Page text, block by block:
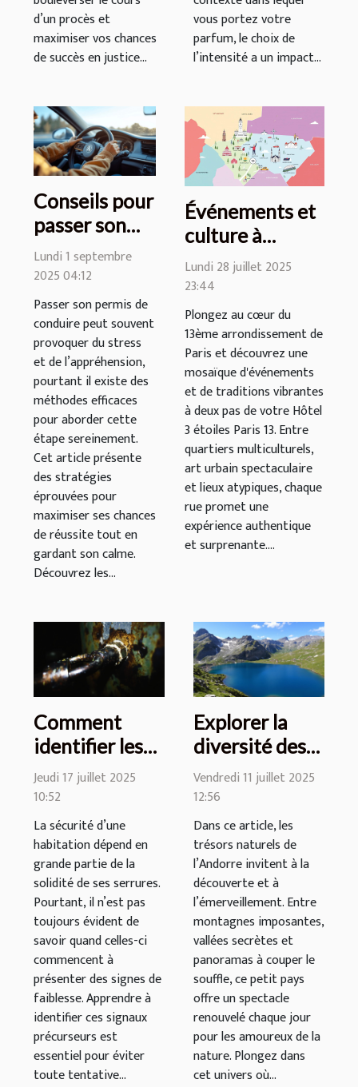
d’un procès et
maximiser vos chances
de succès en justice...
vous portez votre
parfum, le choix de
l’intensité a un impact...
Conseils pour
passer son
permis de
conduire sans
stress
Lundi 1 septembre
2025 04:12
Passer son permis de
conduire peut souvent
provoquer du stress
et de l’appréhension,
pourtant il existe des
méthodes efficaces
pour aborder cette
étape sereinement.
Cet article présente
des stratégies
éprouvées pour
maximiser ses chances
de réussite tout en
gardant son calme.
Découvrez les...
Événements et
culture à
proximité des
hôtels 3 étoiles
dans le 13ème
arrondissement
Lundi 28 juillet 2025
23:44
Plongez au cœur du
13ème arrondissement de
Paris et découvrez une
mosaïque d'événements
et de traditions vibrantes
à deux pas de votre Hôtel
3 étoiles Paris 13. Entre
quartiers multiculturels,
art urbain spectaculaire
et lieux atypiques, chaque
rue promet une
expérience authentique
et surprenante....
Comment
identifier les
signes de
faiblesse de
votre serrure ?
Jeudi 17 juillet 2025
10:52
La sécurité d’une
habitation dépend en
grande partie de la
solidité de ses serrures.
Pourtant, il n’est pas
toujours évident de
savoir quand celles-ci
commencent à
présenter des signes de
faiblesse. Apprendre à
identifier ces signaux
précurseurs est
essentiel pour éviter
toute tentative...
Explorer la
diversité des
paysages
andorrans :
une aventure
au quotidien
Vendredi 11 juillet 2025
12:56
Dans ce article, les
trésors naturels de
l’Andorre invitent à la
découverte et à
l’émerveillement. Entre
montagnes imposantes,
vallées secrètes et
panoramas à couper le
souffle, ce petit pays
offre un spectacle
renouvelé chaque jour
pour les amoureux de la
nature. Plongez dans
cet univers où...